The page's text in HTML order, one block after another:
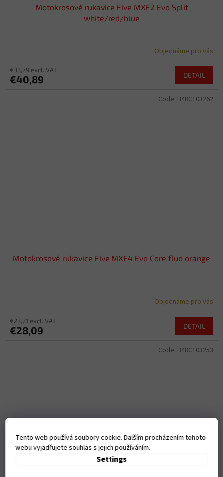
Tento web používá soubory cookie. Dalším procházením tohoto
webu vyjadřujete souhlas s jejich používáním.
Settings
Motokrosové rukavice Five MXF2 Evo Split
white/red/blue
Objednáme pro vás
€33,79 excl. VAT
€40,89 DETAIL
Motokrosové rukavice Five MXF4 Evo Core fluo orange
Objednáme pro vás
€23,21 excl. VAT
€28,09 DETAIL
Code: B48C103262
Code: B48C103253